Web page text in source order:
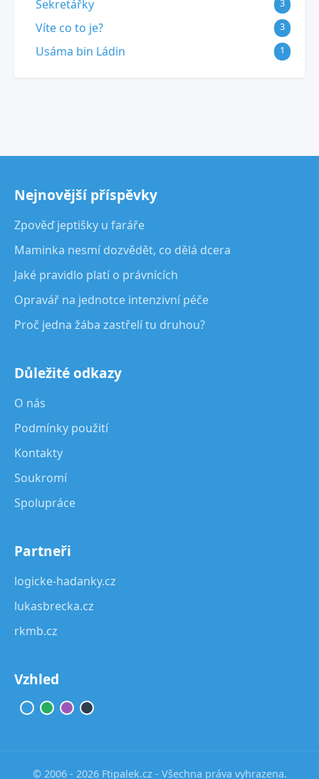
Sekretářky 3
Víte co to je? 3
Usáma bin Ládin 1
Nejnovější příspěvky
Zpověď jeptišky u faráře
Maminka nesmí dozvědět, co dělá dcera
Jaké pravidlo platí o právnících
Opravář na jednotce intenzivní péče
Proč jedna žába zastřelí tu druhou?
Důležité odkazy
O nás
Podmínky použití
Kontakty
Soukromí
Spolupráce
Partneři
logicke-hadanky.cz
lukasbrecka.cz
rkmb.cz
Vzhled
© 2006 - 2026 Ftipalek.cz - Všechna práva vyhrazena.